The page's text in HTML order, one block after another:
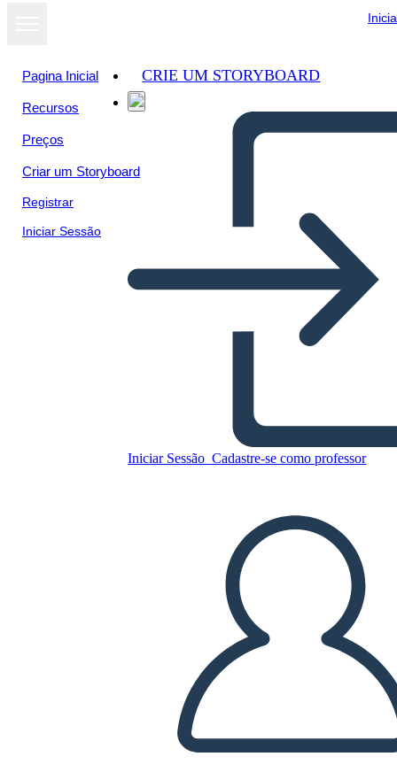
Pagina Inicial
Recursos
Preços
Criar um Storyboard
Registrar
Iniciar Sessão
CRIE UM STORYBOARD
Iniciar Sessão Cadastre-se como professor
Copie este storyboard
CRIAR UM STORYBOARD
LEIA PRA MIM